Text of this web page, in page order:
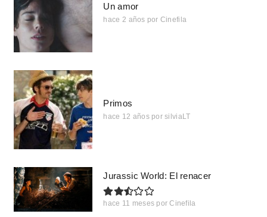
Un amor
hace 2 años por Cinefila
Primos
hace 12 años por silviaLT
Jurassic World: El renacer
hace 11 meses por Cinefila